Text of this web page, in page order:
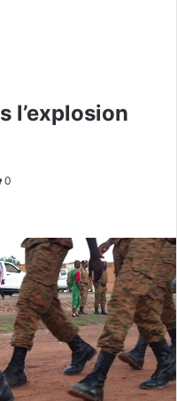
l’explosion
0